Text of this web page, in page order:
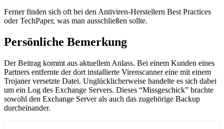
Ferner finden sich oft bei den Antiviren-Herstellern Best Practices
oder TechPaper, was man ausschließen sollte.
Persönliche Bemerkung
Der Beitrag kommt aus aktuellem Anlass. Bei einem Kunden eines
Partners entfernte der dort installierte Virenscanner eine mit einem
Trojaner versetzte Datei. Unglücklicherweise handelte es sich dabei
um ein Log des Exchange Servers. Dieses “Missgeschick” brachte
sowohl den Exchange Server als auch das zugehörige Backup
durcheinander.